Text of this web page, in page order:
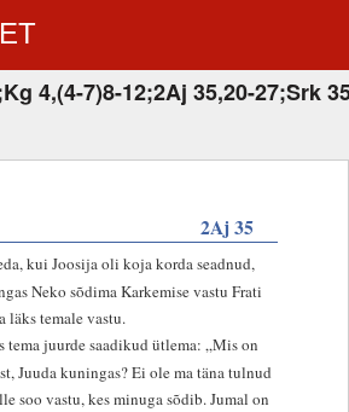
4,(4-7)8-12;2Aj 35,20-27;Srk
2Aj 35
kui Joosija oli koja korda seadnud,
Neko sõdima Karkemise vastu Frati
läks temale vastu.
tema juurde saadikud ütlema: „Mis on
Juuda kuningas? Ei ole ma täna tulnud
soo vastu, kes minuga sõdib. Jumal on